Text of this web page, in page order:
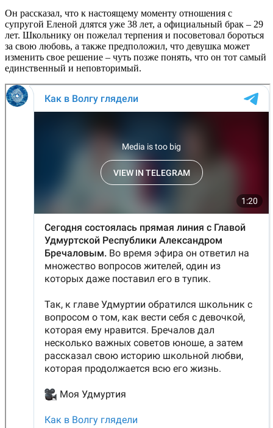
Он рассказал, что к настоящему моменту отношения с
супругой Еленой длятся уже 38 лет, а официальный брак – 29
лет. Школьнику он пожелал терпения и посоветовал бороться
за свою любовь, а также предположил, что девушка может
изменить свое решение – чуть позже понять, что он тот самый
единственный и неповторимый.